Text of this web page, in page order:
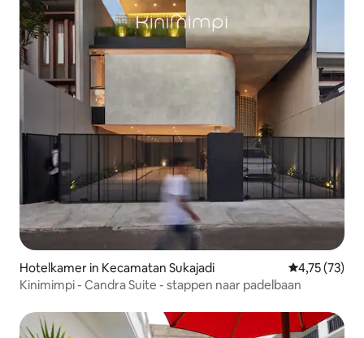
Hotelkamer in Kecamatan Sukajadi Gemiddelde
4,75 (73)
Kinimimpi - Candra Suite - stappen naar padelbaan